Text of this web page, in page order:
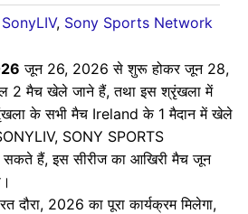
SonyLIV, Sony Sports Network
जून 26, 2026 से शुरू होकर जून 28,
2 मैच खेले जाने हैं, तथा इस श्रृंखला में
के सभी मैच Ireland के 1 मैदान में खेले
SONY SPORTS
सकते हैं, इस सीरीज का आखिरी मैच जून
दौरा, 2026 का पूरा कार्यक्रम मिलेगा,